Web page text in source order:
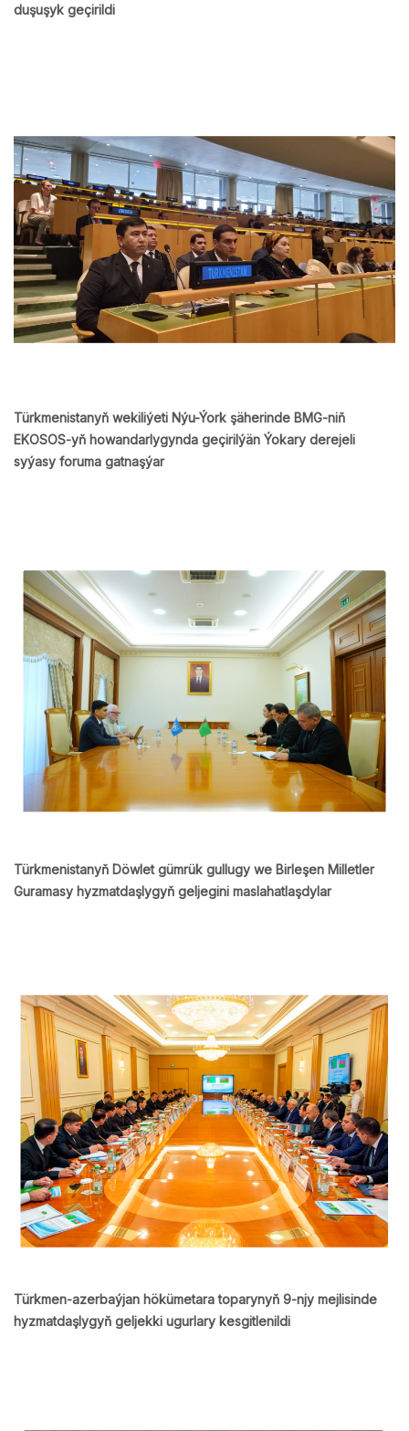
duşuşyk geçirildi
Türkmenistanyň wekiliýeti Nýu-Ýork şäherinde BMG-niň
EKOSOS-yň howandarlygynda geçirilýän Ýokary derejeli
syýasy foruma gatnaşýar
Türkmenistanyň Döwlet gümrük gullugy we Birleşen Milletler
Guramasy hyzmatdaşlygyň geljegini maslahatlaşdylar
Türkmen-azerbaýjan hökümetara toparynyň 9-njy mejlisinde
hyzmatdaşlygyň geljekki ugurlary kesgitlenildi